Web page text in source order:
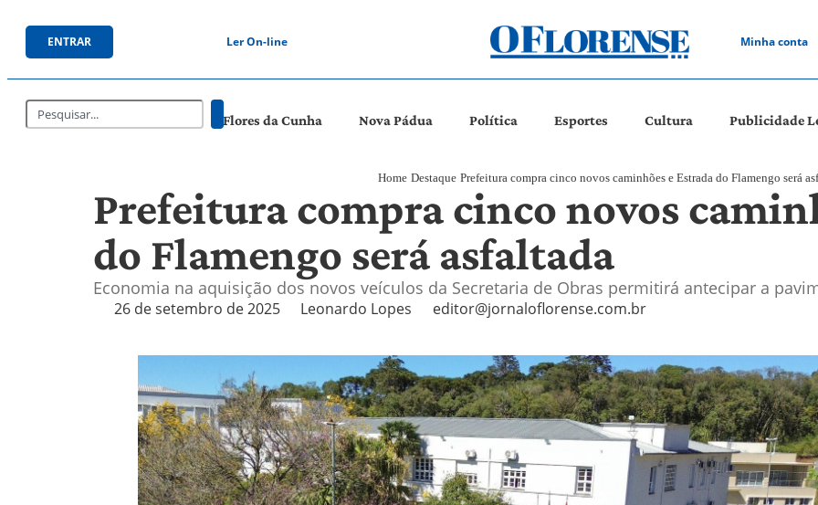
ENTRAR Ler On-line Minha conta
Flores da Cunha Nova Pádua Política Esportes Cultura Publicidade
Home Destaque Prefeitura compra cinco novos caminhões e Estrada do Flamengo será
Prefeitura compra cinco novos
do Flamengo será asfaltada
Economia na aquisição dos novos veículos da Secretaria de Obras permitirá antecipar a
26 de setembro de 2025 Leonardo Lopes editor@jornaloflorense.com.br